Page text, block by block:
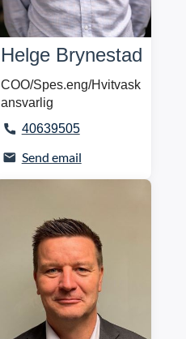
Helge Brynestad
COO/Spes.eng/Hvitvask
ansvarlig
40639505
Send email